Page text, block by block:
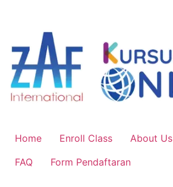
Home Enroll Class About Us
FAQ
Form Pendaftaran